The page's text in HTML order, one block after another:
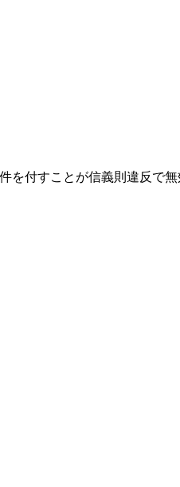
付すことが信義則違反で